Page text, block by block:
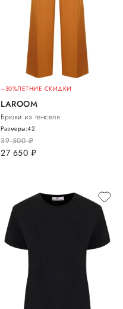
–30%ЛЕТНИЕ СКИДКИ
LAROOM
Брюки из тенселя
39 500руб.
27 650 руб.
Размеры:42